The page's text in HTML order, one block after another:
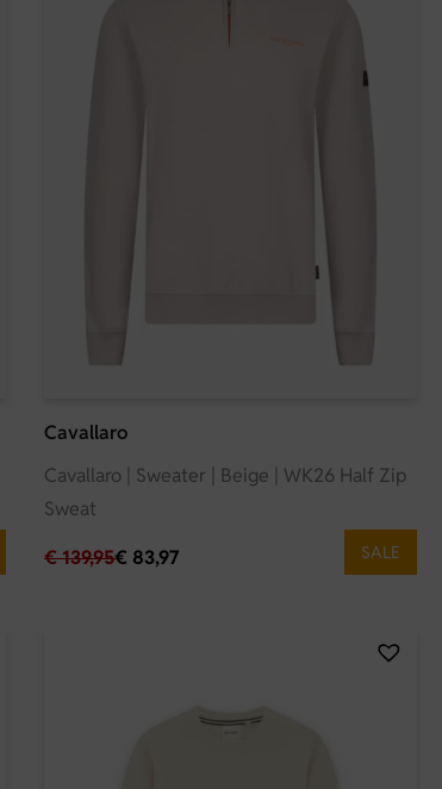
Cavallaro
SALE
Cavallaro | Sweater | Beige | WK26 Half Zip
Sweat
€139,95€ 83,97